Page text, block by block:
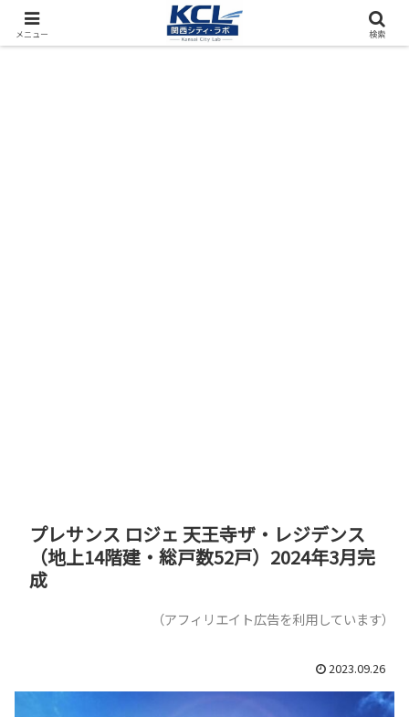
都市再開発をフィールド調査（累計アクセス数4000万PV）
プレサンス ロジェ 天王寺ザ・レジデンス
（地上14階建・総戸数52戸）2024年3月完
成
（アフィリエイト広告を利用しています）
2023.09.26
メニュー 検索